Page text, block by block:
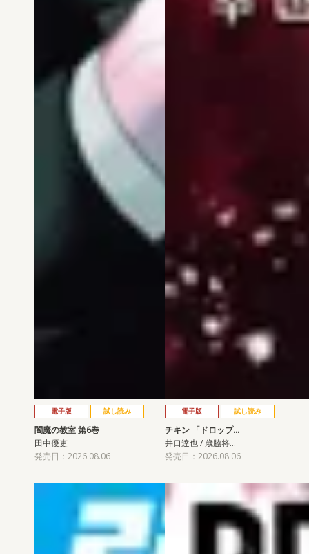
電子版 試し読み
閻魔の教室 第6巻
田中優吏
発売日：2026.08.06
電子版 試し読み
チキン 「ドロップ…
井口達也 / 歳脇将…
発売日：2026.08.06